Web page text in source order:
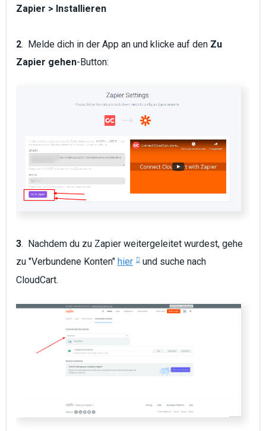
Zapier > Installieren
2. Melde dich in der App an und klicke auf den Zu
Zapier gehen-Button:
3. Nachdem du zu Zapier weitergeleitet wurdest, gehe
zu "Verbundene Konten" hier
und suche nach
CloudCart.